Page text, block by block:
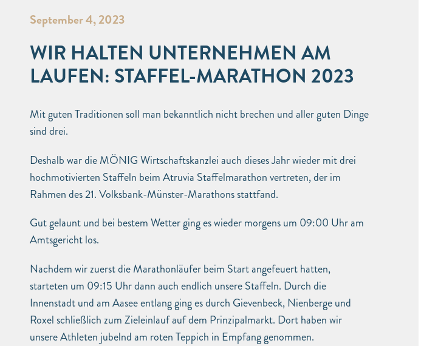
September 4, 2023
WIR HALTEN UNTERNEHMEN AM
LAUFEN: STAFFEL-MARATHON 2023
Mit guten Traditionen soll man bekanntlich nicht brechen und aller guten Dinge
sind drei.
Deshalb war die MÖNIG Wirtschaftskanzlei auch dieses Jahr wieder mit drei
hochmotivierten Staffeln beim Atruvia Staffelmarathon vertreten, der im
Rahmen des 21. Volksbank-Münster-Marathons stattfand.
Gut gelaunt und bei bestem Wetter ging es wieder morgens um 09:00 Uhr am
Amtsgericht los.
Nachdem wir zuerst die Marathonläufer beim Start angefeuert hatten,
starteten um 09:15 Uhr dann auch endlich unsere Staffeln. Durch die
Innenstadt und am Aasee entlang ging es durch Gievenbeck, Nienberge und
Roxel schließlich zum Zieleinlauf auf dem Prinzipalmarkt. Dort haben wir
unsere Athleten jubelnd am roten Teppich in Empfang genommen.